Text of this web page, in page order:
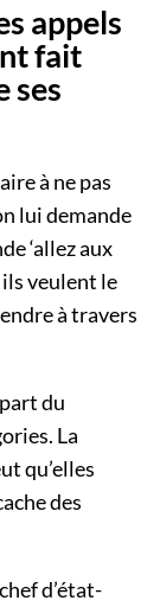
appels
fait
ses
à ne pas
lui demande
‘allez aux
veulent le
à travers
du
La
qu’elles
des
d’état-